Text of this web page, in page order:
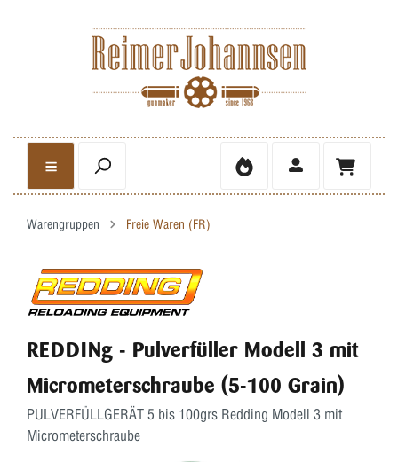
Warengruppen Freie Waren (FR)
REDDINg - Pulverfüller Modell 3 mit
Micrometerschraube (5-100 Grain)
PULVERFÜLLGERÄT 5 bis 100grs Redding Modell 3 mit
Micrometerschraube